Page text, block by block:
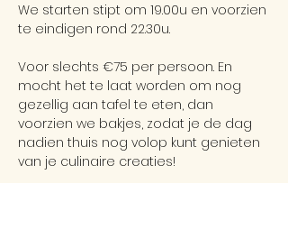
We starten stipt om 19.00u en voorzien
te eindigen rond 22.30u.
Voor slechts €75 per persoon. En
mocht het te laat worden om nog
gezellig aan tafel te eten, dan
voorzien we bakjes, zodat je de dag
nadien thuis nog volop kunt genieten
van je culinaire creaties!